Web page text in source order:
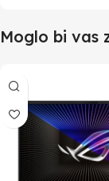
Moglo bi vas